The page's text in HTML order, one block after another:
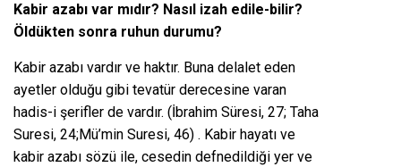
Kabir azabı var mıdır? Nasıl izah edile-bilir?
Öldükten sonra ruhun durumu?
Kabir azabı vardır ve haktır. Buna delalet eden
ayetler olduğu gibi tevatür derecesine varan
hadis-i şerifler de vardır. (İbrahim Süresi, 27; Taha
Suresi, 24;Mü’min Suresi, 46) . Kabir hayatı ve
kabir azabı sözü ile, cesedin defnedildiği yer ve